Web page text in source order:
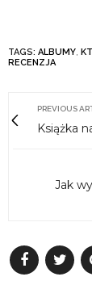
TAGS: ALBUMY,
RECENZJA
PREVIOUS
Książka
Jak